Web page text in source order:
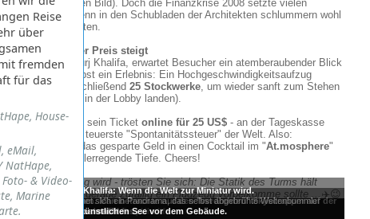
Reise
über
fremden
für das
House-
eMail,
NatHape,
& Video-
Marine
untenstehenden Bild). Doch die Finanzkrise 2008 setzte vielen
eigentlich - denn in den Schubladen der Architekten schlummern wohl
umgehauen hätten.
hinauf als der Preis steigt
der Höhe des Burj Khalifa, erwartet Besucher ein atemberaubender Blick
dorthin ist selbst ein Erlebnis: Ein Hochgeschwindigkeitsaufzug
und braucht anschließend 25 Stockwerke, um wieder sanft zum Stehen
mit Überschall in der Lobby landen).
möchte, bucht sein Ticket online für 25 US$ - an der Tageskasse
Das ist wohl die teuerste "Spontanitätssteuer" der Welt. Also:
dann lieber das gesparte Geld in einen Cocktail im "At.mosphere"
auf die schwindelerregende Tiefe. Cheers!
etwas mulmig wird - trösten Sie sich: Die Statik des Turms hält
stand. Nur falls gerade zufällig ein Flugzeug vorbeikomme sollte ... ✈️😉
im Vergleich zu normalen Wolkenkratzern ..
Der künstliche See vor dem Burj Khalifa.
Besonderheiten. Man betrachte nur den "verdrehten" Skyscrapper auf der
rechten Seite des Bildes ...
Stock des Burj Khalifa: Wenn die Welt zur Miniatur wird.
Gesamthöhe) öffnet sich ein Panorama, das selbst abgebrühte Weltenbummler
sprachlos macht.
Aussicht auf den künstlichen See vor dem Gebäude.